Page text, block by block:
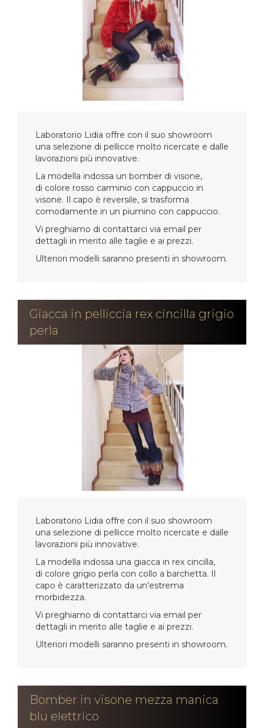
Laboratorio Lidia offre con il suo showroom
una selezione di pellicce molto ricercate e dalle
lavorazioni più innovative.
La modella indossa un bomber di visone,
di colore rosso carminio con cappuccio in
visone. Il capo è reversile, si trasforma
comodamente in un piumino con cappuccio.
Vi preghiamo di contattarci via email per
dettagli in merito alle taglie e ai prezzi.
Ulteriori modelli saranno presenti in showroom.
Giacca in pelliccia rex cincilla grigio
perla
Laboratorio Lidia offre con il suo showroom
una selezione di pellicce molto ricercate e dalle
lavorazioni più innovative.
La modella indossa una giacca in rex cincilla,
di colore grigio perla con collo a barchetta. Il
capo è caratterizzato da un'estrema
morbidezza.
Vi preghiamo di contattarci via email per
dettagli in merito alle taglie e ai prezzi.
Ulteriori modelli saranno presenti in showroom.
Bomber in visone mezza manica
blu elettrico